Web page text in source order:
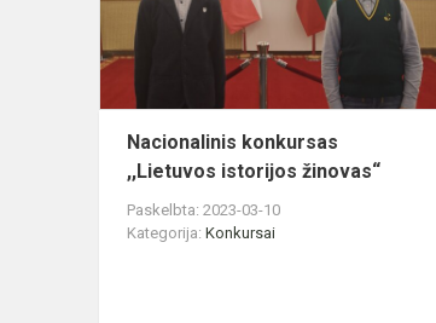
Nacionalinis konkursas
,,Lietuvos istorijos žinovas“
Paskelbta: 2023-03-10
Kategorija: Konkursai